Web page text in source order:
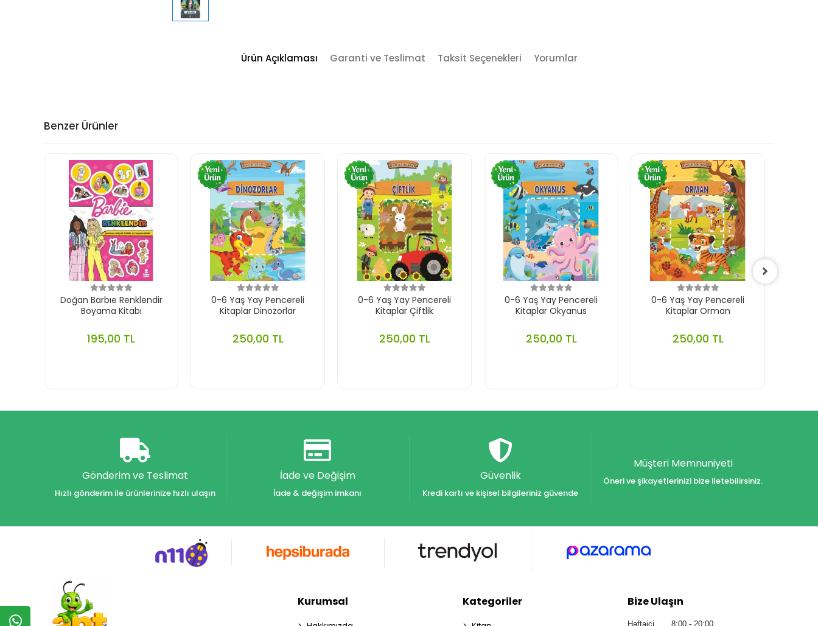
Ürün Açıklaması Garanti ve Teslimat Taksit Seçenekleri Yorumlar
Benzer Ürünler
Doğan Barbıe Renklendir
Boyama Kitabı
195,00 TL
0-6 Yaş Yay Pencereli
Kitaplar Dinozorlar
250,00 TL
0-6 Yaş Yay Pencereli
Kitaplar Çiftlik
250,00 TL
0-6 Yaş Yay Pencereli
Kitaplar Okyanus
250,00 TL
0-6 Yaş Yay Pencereli
Kitaplar Orman
250,00 TL
Gönderim ve Teslimat
Hızlı gönderim ile ürünlerinize hızlı ulaşın
İade ve Değişim
İade & değişim imkanı
Güvenlik
Kredi kartı ve kişisel bilgileriniz güvende
Müşteri Memnuniyeti
Öneri ve şikayetlerinizi bize iletebilirsiniz.
Kurumsal Kategoriler Bize Ulaşın
Haftaiçi 8:00 - 20:00